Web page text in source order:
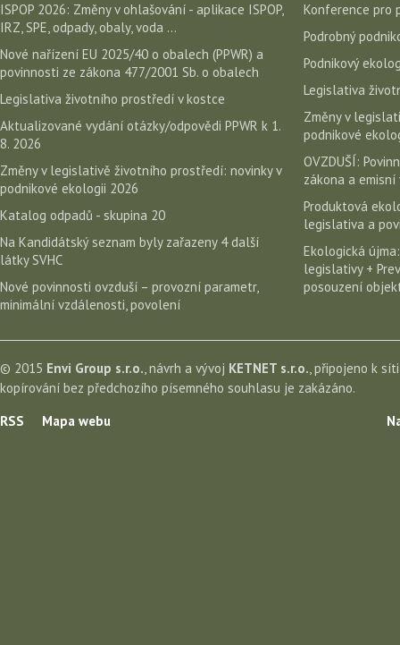
ISPOP 2026: Změny v ohlašování - aplikace ISPOP,
IRZ, SPE, odpady, obaly, voda ...
Nové nařízení EU 2025/40 o obalech (PPWR) a
povinnosti ze zákona 477/2001 Sb. o obalech
Legislativa životního prostředí v kostce
Aktualizované vydání otázky/odpovědi PPWR k 1.
8. 2026
Změny v legislativě životního prostředí: novinky v
podnikové ekologii 2026
Katalog odpadů - skupina 20
Na Kandidátský seznam byly zařazeny 4 další
látky SVHC
Nové povinnosti ovzduší – provozní parametr,
minimální vzdálenosti, povolení
Konference pro
Podrobný
Podnikový
Legislativa
Změny v
podnikové
OVZDUŠÍ:
zákona a emisní
Produktová
legislativa a
Ekologická
legislativy +
posouzení
© 2015 Envi Group s.r.o., návrh a vývoj KETNET s.r.o., připojeno k
kopírování bez předchozího písemného souhlasu je zakázáno.
RSS
Mapa webu